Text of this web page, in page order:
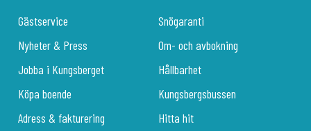
Gästservice
Nyheter & Press
Jobba i Kungsberget
Köpa boende
Adress & fakturering
Snögaranti
Om- och avbokning
Hållbarhet
Kungsbergsbussen
Hitta hit